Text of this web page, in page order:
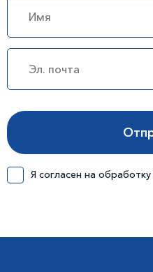
Я согласен на обработку